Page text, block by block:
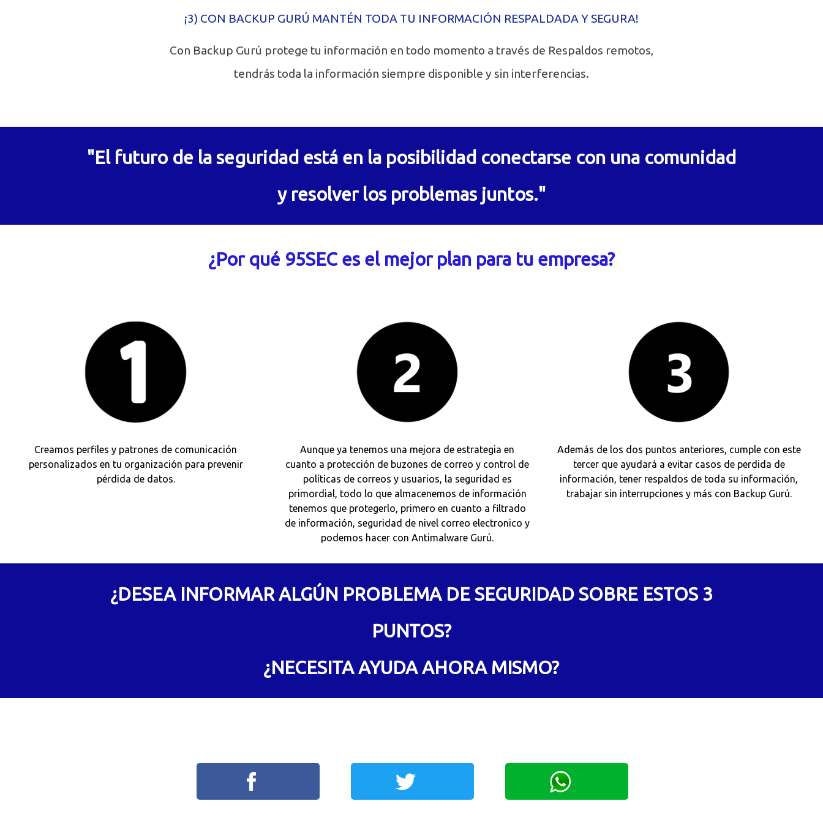
¡3) CON BACKUP GURÚ MANTÉN TODA TU INFORMACIÓN RESPALDADA Y SEGURA!
Con Backup Gurú protege tu información en todo momento a través de Respaldos remotos,
tendrás toda la información siempre disponible y sin interferencias.
"El futuro de la seguridad está en la posibilidad conectarse con una comunidad
y resolver los problemas juntos."
¿Por qué 95SEC es el mejor plan para tu empresa?
Creamos perfiles y patrones de comunicación
personalizados en tu organización para prevenir
pérdida de datos.
Aunque ya tenemos una mejora de estrategia en
cuanto a protección de buzones de correo y control de
políticas de correos y usuarios, la seguridad es
primordial, todo lo que almacenemos de información
tenemos que protegerlo, primero en cuanto a filtrado
de información, seguridad de nivel correo electronico y
podemos hacer con Antimalware Gurú.
Además de los dos puntos anteriores, cumple con este
tercer que ayudará a evitar casos de perdida de
información, tener respaldos de toda su información,
trabajar sin interrupciones y más con Backup Gurú.
¿DESEA INFORMAR ALGÚN PROBLEMA DE SEGURIDAD SOBRE ESTOS 3
PUNTOS?
¿NECESITA AYUDA AHORA MISMO?